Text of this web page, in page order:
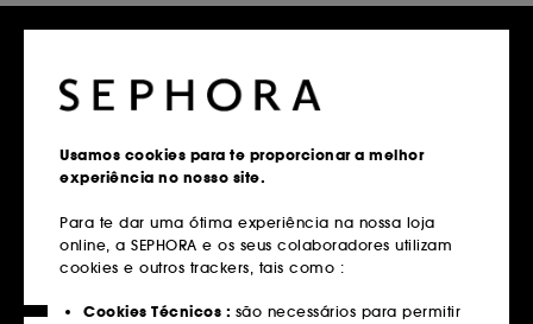
Entregas grátis
em compras superiores a 39€
Saber mais
Usamos cookies para te proporcionar a melhor
experiência no nosso site.
Para te dar uma ótima experiência na nossa loja
online, a SEPHORA e os seus colaboradores utilizam
cookies e outros trackers, tais como :
Cookies Técnicos : são necessários para permitir